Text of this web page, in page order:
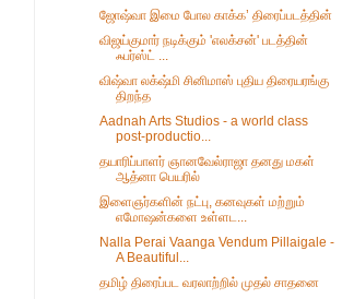
ஜோஷ்வா இமை போல காக்க’ திரைப்படத்தின்
விஜய்குமார் நடிக்கும் 'எலக்சன்' படத்தின்
ஃபர்ஸ்ட் ...
விஷ்வா லக்‌ஷ்மி சினிமாஸ் புதிய திரையரங்கு
திறந்த
Aadnah Arts Studios - a world class
post-productio...
தயாரிப்பாளர் ஞானவேல்ராஜா தனது மகள்
ஆத்னா பெயரில்
இளைஞர்களின் நட்பு, கனவுகள் மற்றும்
எமோஷன்களை உள்ளட...
Nalla Perai Vaanga Vendum Pillaigale -
A Beautiful...
தமிழ் திரைப்பட வரலாற்றில் முதல் சாதனை